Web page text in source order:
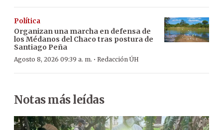
Política
Organizan una marcha en defensa de
los Médanos del Chaco tras postura de
Santiago Peña
Agosto 8, 2026 09:39 a. m. · Redacción ÚH
Notas más leídas